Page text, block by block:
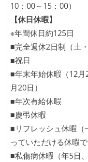
ワークフローの整
各メンバーが実装
ベースで行われる
コードによるイン
Code）の環境が
労働環境の自由度
フレックスタイム
メンバーの多様
開発メンバーの新
10：00～15：00）
【休日休暇】
※年間休日約125日
■完全週休2日制（土・
■祝日
■年末年始休暇（12
月20日）
■年次有給休暇
■慶弔休暇
■リフレッシュ休暇（
っていただける休暇で
■私傷病休暇（年5日